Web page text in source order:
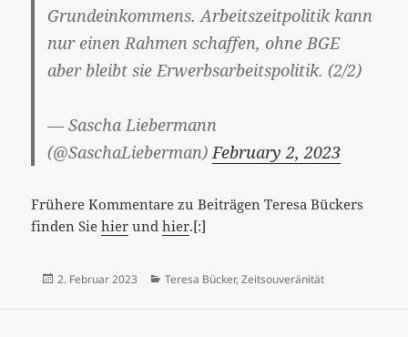
Grundeinkommens. Arbeitszeitpolitik kann
nur einen Rahmen schaffen, ohne BGE
aber bleibt sie Erwerbsarbeitspolitik. (2/2)
— Sascha Liebermann
(@SaschaLieberman) February 2, 2023
Frühere Kommentare zu Beiträgen Teresa Bückers
finden Siehier undhier.[:]
Veröffentlicht
2. Februar 2023 Kategorien
Teresa Bücker, Zeitsouveränität